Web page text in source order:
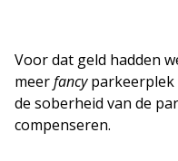
Voor dat geld hadden
meerfancyparkeerplek
de soberheid van de
compenseren.